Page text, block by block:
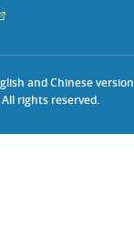
and Chinese
rights reserved.